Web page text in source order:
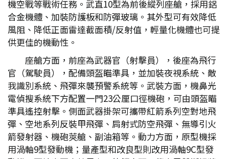
機空戰等戰術任務。武直10型為前後縱列座艙，採用鋁
合金機體、加裝防護板和防彈玻璃。其外型可有效降低
風阻、降低正面雷達截面積/反射值，輕量化機體也可提
供更佳的機動性。
座艙方面，前座為武器官（射擊員），後座為飛行
官（駕駛員），配備頭盔瞄準具，並加裝夜視系統、敵
我識別系統、飛彈來襲預警系統等。武裝方面，機鼻光
電偵搜系統下方配置一門23公厘口徑機砲，可由頭盔瞄
準具遙控射擊。側面武器掛架可攜帶紅箭系列空對地飛
彈、空地系列反裝甲飛彈、肩射式防空飛彈、無導引火
箭發射器、機砲莢艙、副油箱等。動力方面，原型機採
用渦軸9型發動機；量產型和改良型則改用渦軸9C型發